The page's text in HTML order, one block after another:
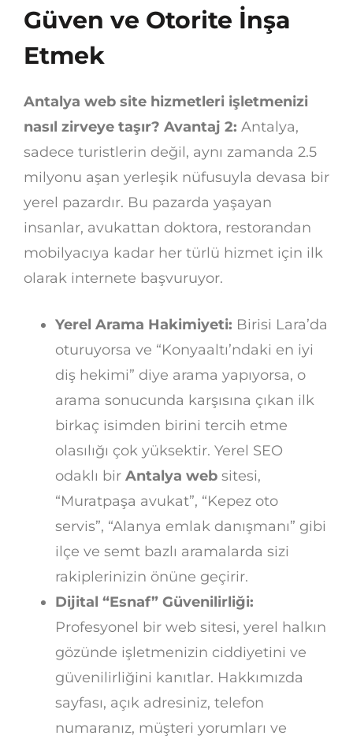
Güven ve Otorite İnşa
Etmek
Antalya web site hizmetleri işletmenizi
nasıl zirveye taşır? Avantaj 2: Antalya,
sadece turistlerin değil, aynı zamanda 2.5
milyonu aşan yerleşik nüfusuyla devasa bir
yerel pazardır. Bu pazarda yaşayan
insanlar, avukattan doktora, restorandan
mobilyacıya kadar her türlü hizmet için ilk
olarak internete başvuruyor.
Yerel Arama Hakimiyeti: Birisi Lara’da
oturuyorsa ve “Konyaaltı’ndaki en iyi
diş hekimi” diye arama yapıyorsa, o
arama sonucunda karşısına çıkan ilk
birkaç isimden birini tercih etme
olasılığı çok yüksektir. Yerel SEO
odaklı bir Antalya web sitesi,
“Muratpaşa avukat”, “Kepez oto
servis”, “Alanya emlak danışmanı” gibi
ilçe ve semt bazlı aramalarda sizi
rakiplerinizin önüne geçirir.
Dijital “Esnaf” Güvenilirliği:
Profesyonel bir web sitesi, yerel halkın
gözünde işletmenizin ciddiyetini ve
güvenilirliğini kanıtlar. Hakkımızda
sayfası, açık adresiniz, telefon
numaranız, müşteri yorumları ve